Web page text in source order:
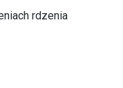
rdzenia